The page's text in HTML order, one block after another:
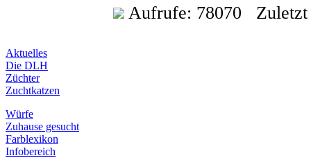
Aufrufe: 78070 Zuletzt
Aktuelles
Die DLH
Züchter
Zuchtkatzen
Würfe
Zuhause gesucht
Farblexikon
Infobereich